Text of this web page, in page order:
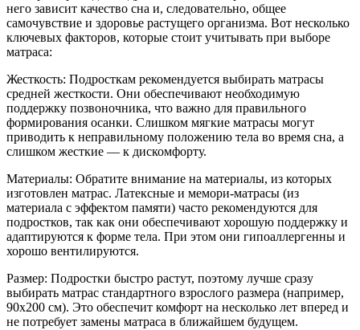
него зависит качество сна и, следовательно, общее
самочувствие и здоровье растущего организма. Вот несколько
ключевых факторов, которые стоит учитывать при выборе
матраса:
Жесткость: Подросткам рекомендуется выбирать матрасы
средней жесткости. Они обеспечивают необходимую
поддержку позвоночника, что важно для правильного
формирования осанки. Слишком мягкие матрасы могут
приводить к неправильному положению тела во время сна, а
слишком жесткие — к дискомфорту.
Материалы: Обратите внимание на материалы, из которых
изготовлен матрас. Латексные и мемори-матрасы (из
материала с эффектом памяти) часто рекомендуются для
подростков, так как они обеспечивают хорошую поддержку и
адаптируются к форме тела. При этом они гипоаллергенны и
хорошо вентилируются.
Размер: Подростки быстро растут, поэтому лучше сразу
выбирать матрас стандартного взрослого размера (например,
90x200 см). Это обеспечит комфорт на несколько лет вперед и
не потребует замены матраса в ближайшем будущем.